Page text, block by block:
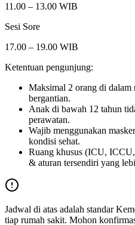
11.00 – 13.00 WIB
Sesi Sore
17.00 – 19.00 WIB
Ketentuan pengunjung:
Maksimal 2 orang di dalam
bergantian.
Anak di bawah 12 tahun
perawatan.
Wajib menggunakan
kondisi sehat.
Ruang khusus (ICU,
& aturan tersendiri yang
Jadwal di atas adalah standar
tiap rumah sakit. Mohon